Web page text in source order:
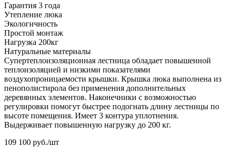
Гарантия 3 года
Утепление люка
Экологичность
Простой монтаж
Нагрузка 200кг
Натуральные материалы
Супертеплоизоляционная лестница обладает повышенной
теплоизоляцией и низкими показателями
воздухопроницаемости крышки. Крышка люка выполнена из
пенополистирола без применения дополнительных
деревянных элементов. Наконечники с возможностью
регулировки помогут быстрее подогнать длину лестницы по
высоте помещения. Имеет 3 контура уплотнения.
Выдерживает повышенную нагрузку до 200 кг.
109 100 руб./шт